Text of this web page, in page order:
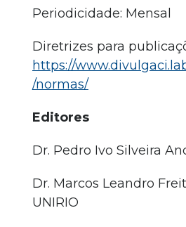
Periodicidade: Mensal
Diretrizes para
https://
/normas/
Editores
Dr. Pedro Ivo Silveira
Dr. Marcos Leandro
UNIRIO